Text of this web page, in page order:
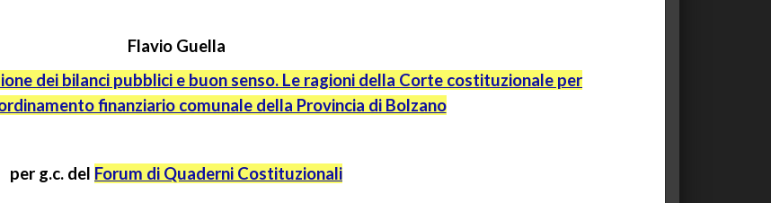
Flavio Guella
dei bilanci pubblici e buon senso. Le ragioni della Corte costituzionale per
finanziario comunale della Provincia di Bolzano
per g.c. del Forum di Quaderni Costituzionali